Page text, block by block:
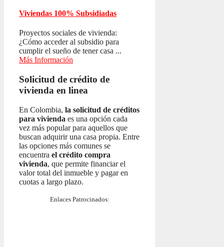
Viviendas 100% Subsidiadas
Proyectos sociales de vivienda:
¿Cómo acceder al subsidio para
cumplir el sueño de tener casa ...
Más Información
Solicitud de crédito de
vivienda en linea
En Colombia, la solicitud de créditos
para vivienda es una opción cada
vez más popular para aquellos que
buscan adquirir una casa propia. Entre
las opciones más comunes se
encuentra el crédito compra
vivienda, que permite financiar el
valor total del inmueble y pagar en
cuotas a largo plazo.
Enlaces Patrocinados: